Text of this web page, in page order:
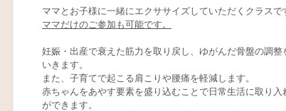
ママとお子様に一緒にエクササイズしていただくクラスで
ママだけのご参加も可能です。
妊娠・出産で衰えた筋力を取り戻し、ゆがんだ骨盤の調整
いきます。
また、子育てで起こる肩こりや腰痛を軽減します。
赤ちゃんをあやす要素を盛り込むことで日常生活に取り入
ができます。